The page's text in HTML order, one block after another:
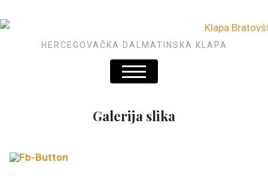
HERCEGOVAČKA DALMATINSKA KLAPA
Galerija slika